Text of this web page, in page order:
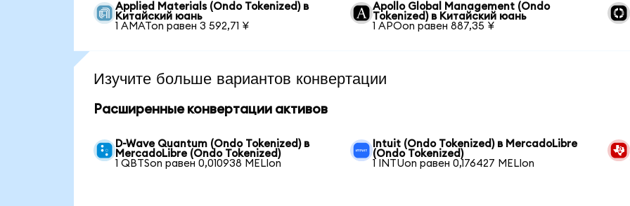
Applied Materials (Ondo Tokenized) в
Китайский юань
1 AMATon равен 3 592,71 ¥
Apollo Global Management (Ondo
Tokenized) в Китайский юань
1 APOon равен 887,35 ¥
Изучите больше вариантов конвертации
Расширенные конвертации активов
D-Wave Quantum (Ondo Tokenized) в
MercadoLibre (Ondo Tokenized)
1 QBTSon равен 0,010938 MELIon
Intuit (Ondo Tokenized) в MercadoLibre
(Ondo Tokenized)
1 INTUon равен 0,176427 MELIon